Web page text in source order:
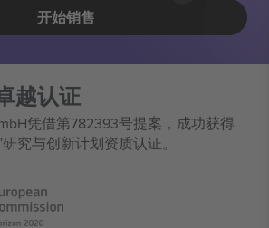
开始销售
越认证
凭借第782393号提案，成功获得
究与创新计划资质认证。